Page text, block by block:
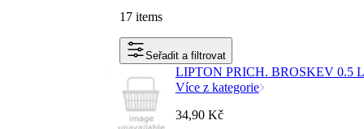
17 items
Seřadit a filtrovat
LIPTON PRICH. BROSKEV 0.5 L
Více z kategorie
34,90 Kč